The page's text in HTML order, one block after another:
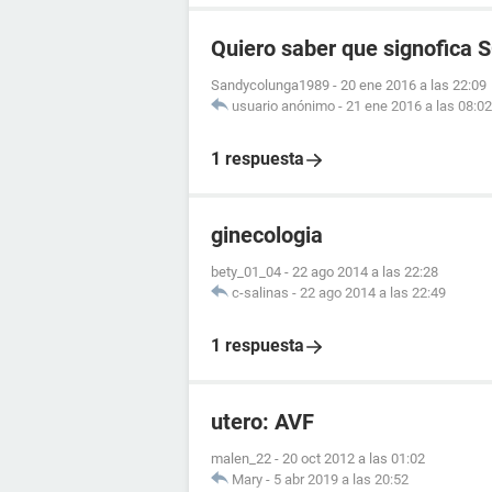
Quiero saber que signofica
Sandycolunga1989 - 20 ene 2016 a las 22:09
usuario anónimo - 21 ene 2016 a las 08:02
1 respuesta
ginecologia
bety_01_04 - 22 ago 2014 a las 22:28
c-salinas - 22 ago 2014 a las 22:49
1 respuesta
utero: AVF
malen_22 - 20 oct 2012 a las 01:02
Mary - 5 abr 2019 a las 20:52